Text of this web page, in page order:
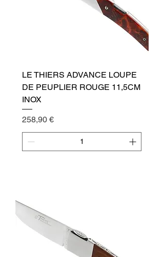
LE THIERS ADVANCE LOUPE
DE PEUPLIER ROUGE 11,5CM
INOX
Cena
258,90 €